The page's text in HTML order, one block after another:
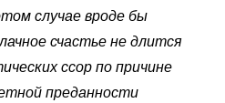
случае вроде бы
счастье не длится
ссор по причине
преданности